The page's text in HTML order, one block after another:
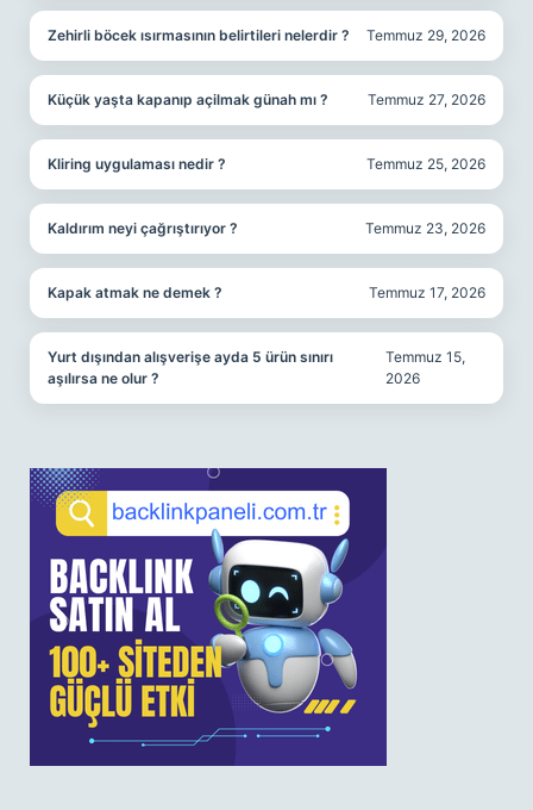
Zehirli böcek ısırmasının belirtileri nelerdir ? Temmuz 29, 2026
Küçük yaşta kapanıp açilmak günah mı ? Temmuz 27, 2026
Kliring uygulaması nedir ? Temmuz 25, 2026
Kaldırım neyi çağrıştırıyor ? Temmuz 23, 2026
Kapak atmak ne demek ? Temmuz 17, 2026
Yurt dışından alışverişe ayda 5 ürün sınırı
aşılırsa ne olur ?
Temmuz 15,
2026